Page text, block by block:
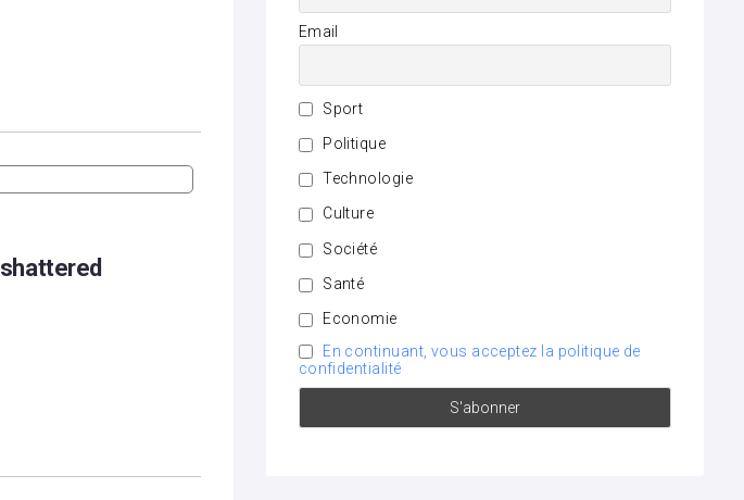
Email
Sport
Politique
Technologie
Culture
Société
Santé
Economie
En continuant, vous acceptez la politique de
confidentialité